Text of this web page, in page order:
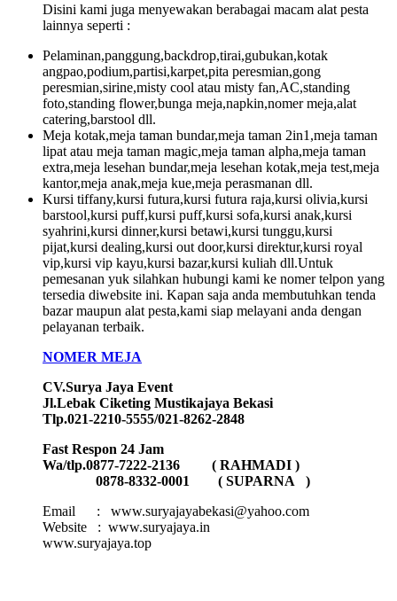
Disini kami juga menyewakan berabagai macam alat pesta
lainnya seperti :
Pelaminan,panggung,backdrop,tirai,gubukan,kotak
angpao,podium,partisi,karpet,pita peresmian,gong
peresmian,sirine,misty cool atau misty fan,AC,standing
foto,standing flower,bunga meja,napkin,nomer meja,alat
catering,barstool dll.
Meja kotak,meja taman bundar,meja taman 2in1,meja taman
lipat atau meja taman magic,meja taman alpha,meja taman
extra,meja lesehan bundar,meja lesehan kotak,meja test,meja
kantor,meja anak,meja kue,meja perasmanan dll.
Kursi tiffany,kursi futura,kursi futura raja,kursi olivia,kursi
barstool,kursi puff,kursi puff,kursi sofa,kursi anak,kursi
syahrini,kursi dinner,kursi betawi,kursi tunggu,kursi
pijat,kursi dealing,kursi out door,kursi direktur,kursi royal
vip,kursi vip kayu,kursi bazar,kursi kuliah dll.Untuk
pemesanan yuk silahkan hubungi kami ke nomer telpon yang
tersedia diwebsite ini. Kapan saja anda membutuhkan tenda
bazar maupun alat pesta,kami siap melayani anda dengan
pelayanan terbaik.
NOMER MEJA
CV.Surya Jaya Event
Jl.Lebak Ciketing Mustikajaya Bekasi
Tlp.021-2210-5555/021-8262-2848
Fast Respon 24 Jam
Wa/tlp.0877-7222-2136 ( RAHMADI )
0878-8332-0001 ( SUPARNA )
Email : www.suryajayabekasi@yahoo.com
Website : www.suryajaya.in
www.suryajaya.top